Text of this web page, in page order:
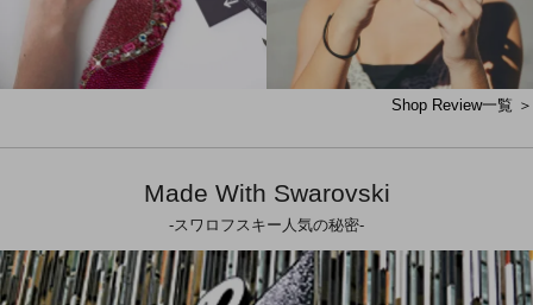
Shop Review一覧 ＞
Made With Swarovski
-スワロフスキー人気の秘密-